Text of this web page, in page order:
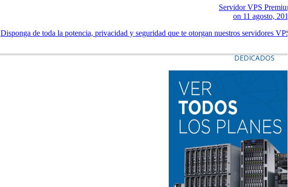
Servidor VPS
on 11 agosto,
Disponga de toda la potencia, privacidad y seguridad que te otorgan nuestros servidores
DEDICADOS